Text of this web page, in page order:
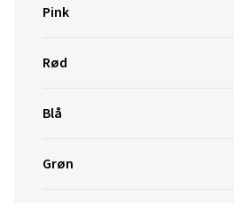
Pink
Rød
Blå
Grøn